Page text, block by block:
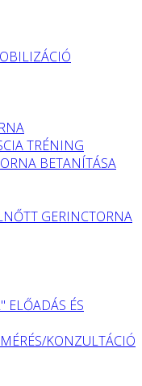
TRÉNING
BETANÍTÁSA
GERINCTORNA
ELŐADÁS ÉS
KONZULTÁCIÓ